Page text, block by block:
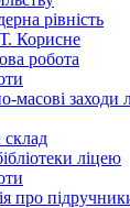
рівність
Корисне
робота
масові заходи
ліцею
про